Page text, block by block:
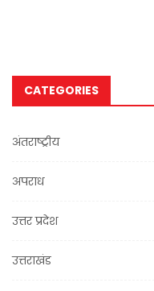
CATEGORIES
अंतराष्ट्रीय
अपराध
उत्तर प्रदेश
उत्तराखंड